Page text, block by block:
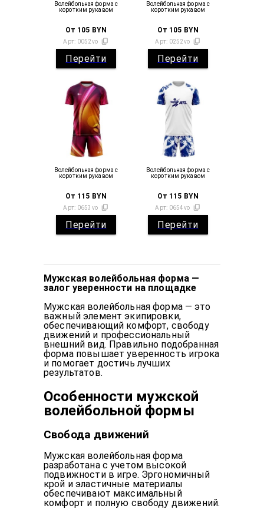
Волейбольная форма с
коротким рукавом
От 105 BYN
Арт: 0052vo
Перейти
Волейбольная форма с
коротким рукавом
От 105 BYN
Арт: 0252vo
Перейти
Волейбольная форма с
коротким рукавом
От 115 BYN
Арт: 0653vo
Перейти
Волейбольная форма с
коротким рукавом
От 115 BYN
Арт: 0654vo
Перейти
Мужская волейбольная форма —
залог уверенности на площадке
Мужская волейбольная форма — это
важный элемент экипировки,
обеспечивающий комфорт, свободу
движений и профессиональный
внешний вид. Правильно подобранная
форма повышает уверенность игрока
и помогает достичь лучших
результатов.
Особенности мужской
волейбольной формы
Свобода движений
Мужская волейбольная форма
разработана с учетом высокой
подвижности в игре. Эргономичный
крой и эластичные материалы
обеспечивают максимальный
комфорт и полную свободу движений.